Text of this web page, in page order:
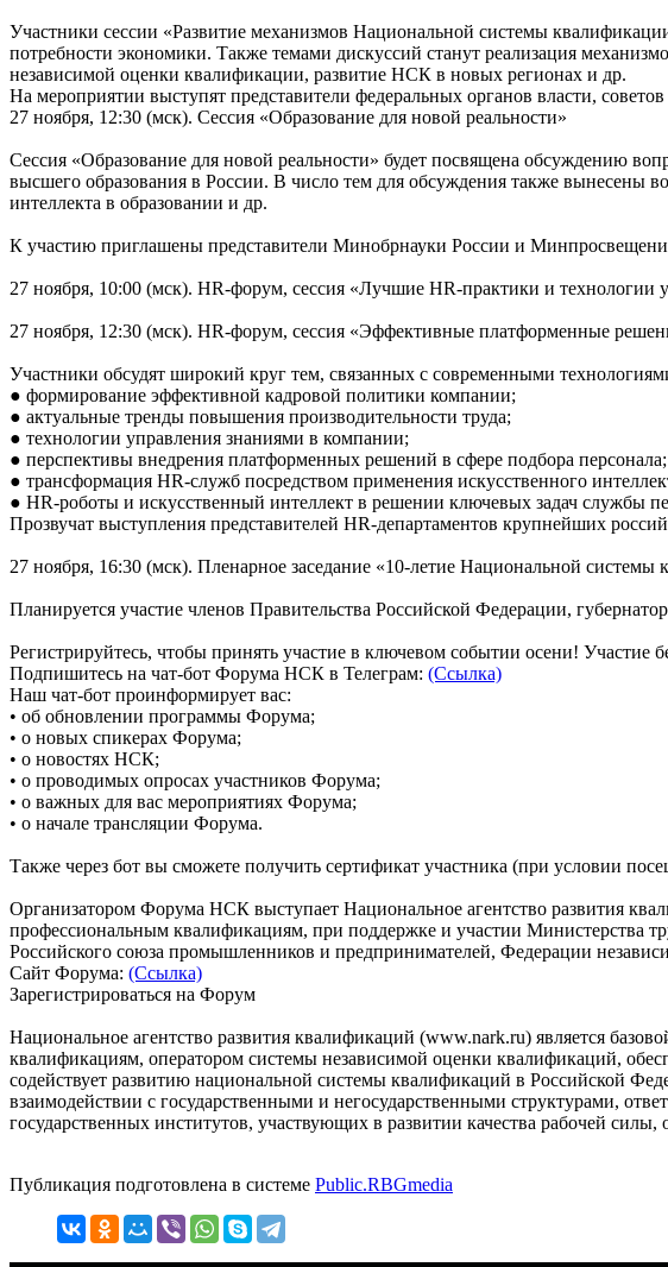
Участники сессии «Развитие механизмов Национальной системы
потребности экономики. Также темами дискуссий станут реализация
независимой оценки квалификации, развитие НСК в новых регионах и др.
На мероприятии выступят представители федеральных органов власти,
27 ноября, 12:30 (мск). Сессия «Образование для новой реальности»
Сессия «Образование для новой реальности» будет посвящена обсуждению
высшего образования в России. В число тем для обсуждения также вынесены
интеллекта в образовании и др.
К участию приглашены представители Минобрнауки России и
27 ноября, 10:00 (мск). HR-форум, сессия «Лучшие HR-практики и технологии
27 ноября, 12:30 (мск). HR-форум, сессия «Эффективные платформенные
Участники обсудят широкий круг тем, связанных с современными
● формирование эффективной кадровой политики компании;
● актуальные тренды повышения производительности труда;
● технологии управления знаниями в компании;
● перспективы внедрения платформенных решений в сфере подбора персонала;
● трансформация HR-служб посредством применения искусственного
● HR-роботы и искусственный интеллект в решении ключевых задач службы
Прозвучат выступления представителей HR-департаментов крупнейших
27 ноября, 16:30 (мск). Пленарное заседание «10-летие Национальной
Планируется участие членов Правительства Российской Федерации,
Регистрируйтесь, чтобы принять участие в ключевом событии осени! Участие
Подпишитесь на чат-бот Форума НСК в Телеграм: (Ссылка)
Наш чат-бот проинформирует вас:
• об обновлении программы Форума;
• о новых спикерах Форума;
• о новостях НСК;
• о проводимых опросах участников Форума;
• о важных для вас мероприятиях Форума;
• о начале трансляции Форума.
Также через бот вы сможете получить сертификат участника (при условии
Организатором Форума НСК выступает Национальное агентство развития
профессиональным квалификациям, при поддержке и участии Министерства
Российского союза промышленников и предпринимателей, Федерации
Сайт Форума: (Ссылка)
Зарегистрироваться на Форум
Национальное агентство развития квалификаций (www.nark.ru) является
квалификациям, оператором системы независимой оценки квалификаций,
содействует развитию национальной системы квалификаций в Российской
взаимодействии с государственными и негосударственными структурами,
государственных институтов, участвующих в развитии качества рабочей силы,
Публикация подготовлена в системе Public.RBGmedia